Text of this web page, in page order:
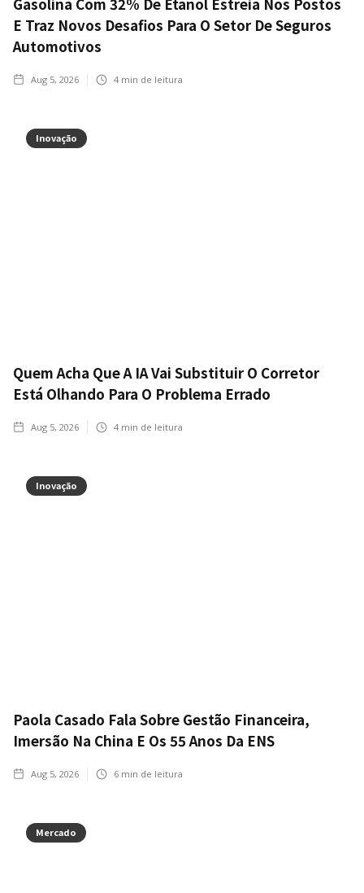
E Traz Novos Desafios Para O Setor De Seguros
Automotivos
Aug 5, 2026 4 min de leitura
Inovação
Quem Acha Que A IA Vai Substituir O Corretor
Está Olhando Para O Problema Errado
Aug 5, 2026 4 min de leitura
Inovação
Paola Casado Fala Sobre Gestão Financeira,
Imersão Na China E Os 55 Anos Da ENS
Aug 5, 2026 6 min de leitura
Mercado